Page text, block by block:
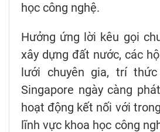
học công nghệ.
Hưởng ứng lời kêu gọi
xây dựng đất nước, các
lưới chuyên gia, trí
Singapore ngày càng
hoạt động kết nối với
lĩnh vực khoa học công